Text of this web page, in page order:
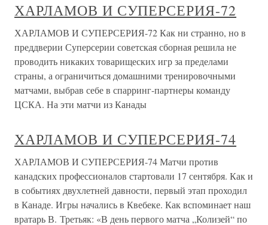
ХАРЛАМОВ И СУПЕРСЕРИЯ-72
ХАРЛАМОВ И СУПЕРСЕРИЯ-72 Как ни странно, но в
преддверии Суперсерии советская сборная решила не
проводить никаких товарищеских игр за пределами
страны, а ограничиться домашними тренировочными
матчами, выбрав себе в спарринг-партнеры команду
ЦСКА. На эти матчи из Канады
ХАРЛАМОВ И СУПЕРСЕРИЯ-74
ХАРЛАМОВ И СУПЕРСЕРИЯ-74 Матчи против
канадских профессионалов стартовали 17 сентября. Как и
в событиях двухлетней давности, первый этап проходил
в Канаде. Игры начались в Квебеке. Как вспоминает наш
вратарь В. Третьяк: «В день первого матча „Колизей“ по